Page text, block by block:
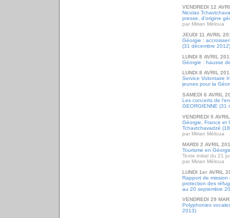
VENDREDI 12
Nicolas
presse, d'origine
par Mirian Méloua
JEUDI 11 AVRIL
Géorgie :
(31 décembre 2012)
LUNDI 8 AVRIL
Géorgie : hausse
LUNDI 8 AVRIL
Service Volontaire
jeunes pour la
SAMEDI 6 AVRIL
Les concerts de
GEORGIENNE (31
VENDREDI 5
Géorgie, France et
Tchavtchavadzé
par Mirian Méloua
MARDI 2 AVRIL
Tourisme en
Texte initial du 21
par Mirian Méloua
LUNDI 1er AVRIL
Rapport de mission
protection des
au 20 septembre
VENDREDI 29
Polyphonies
2013)